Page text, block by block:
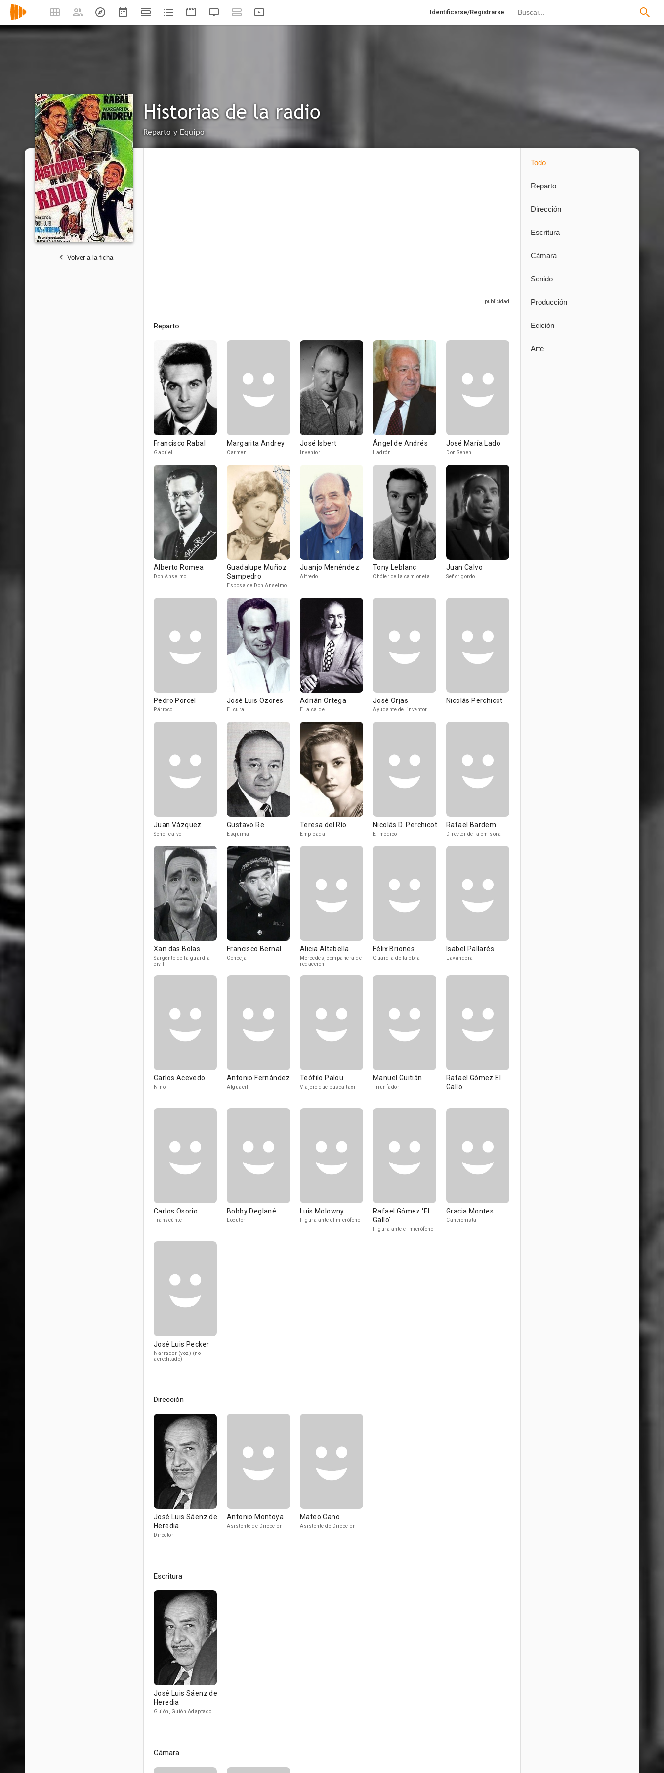
Identificarse/Registrarse
Historias de la radio
Reparto y Equipo
Volver a la ficha
Reparto
Francisco Rabal
Gabriel
Margarita Andrey
Carmen
José Isbert
Inventor
Ángel de Andrés
Ladrón
José María Lado
Don Senen
Alberto Romea
Don Anselmo
Guadalupe Muñoz
Sampedro
Esposa de Don Anselmo
Juanjo Menéndez
Alfredo
Tony Leblanc
Chófer de la camioneta
Juan Calvo
Señor gordo
Pedro Porcel
Párroco
José Luis Ozores
El cura
Adrián Ortega
El alcalde
José Orjas
Ayudante del inventor
Nicolás Perchicot
Juan Vázquez
Señor calvo
Gustavo Re
Esquimal
Teresa del Río
Empleada
Nicolás D. Perchicot
El médico
Rafael Bardem
Director de la emisora
Xan das Bolas
Sargento de la guardia
civil
Francisco Bernal
Concejal
Alicia Altabella
Mercedes, compañera de
redacción
Félix Briones
Guardia de la obra
Isabel Pallarés
Lavandera
Carlos Acevedo
Niño
Antonio Fernández
Alguacil
Teófilo Palou
Viajero que busca taxi
Manuel Guitián
Triunfador
Rafael Gómez El
Gallo
Carlos Osorio
Transeúnte
Bobby Deglané
Locutor
Luis Molowny
Figura ante el micrófono
Rafael Gómez 'El
Gallo'
Figura ante el micrófono
Gracia Montes
Cancionista
José Luis Pecker
Narrador (voz) (no
acreditado)
Dirección
José Luis Sáenz de
Heredia
Director
Antonio Montoya
Asistente de Dirección
Mateo Cano
Asistente de Dirección
Escritura
José Luis Sáenz de
Heredia
Guión, Guión Adaptado
Cámara
Todo
Reparto
Dirección
Escritura
Cámara
Sonido
Producción
Edición
Arte